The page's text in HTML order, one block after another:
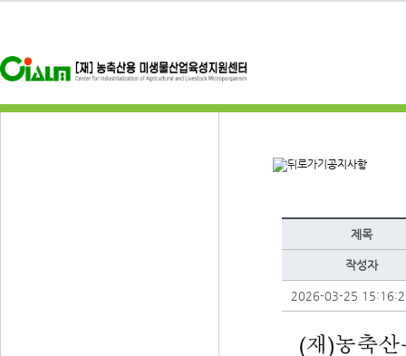
공지사항
제목
작성자
2026-03-25